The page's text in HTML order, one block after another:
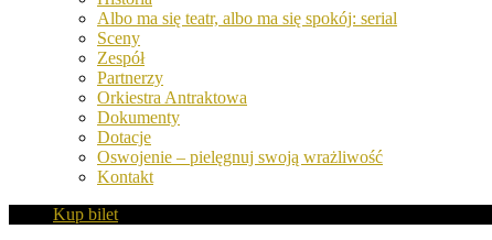
Albo ma się teatr, albo ma się spokój: serial
Sceny
Zespół
Partnerzy
Orkiestra Antraktowa
Dokumenty
Dotacje
Oswojenie – pielęgnuj swoją wrażliwość
Kontakt
Kup bilet